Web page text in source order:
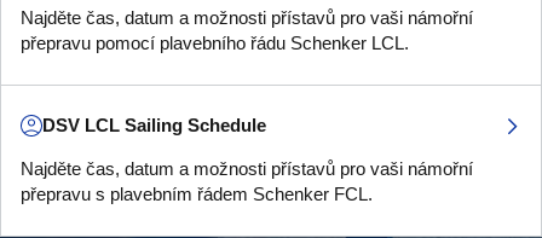
Najděte čas, datum a možnosti přístavů pro vaši námořní
přepravu pomocí plavebního řádu Schenker LCL.
DSV LCL Sailing Schedule
Najděte čas, datum a možnosti přístavů pro vaši námořní
přepravu s plavebním řádem Schenker FCL.